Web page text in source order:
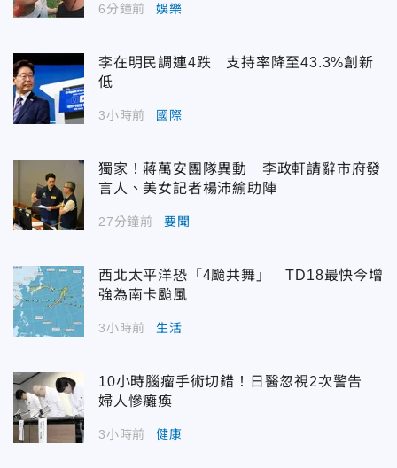
6分鐘前 娛樂
李在明民調連4跌 支持率降至43.3%創新
低
3小時前 國際
獨家！蔣萬安團隊異動 李政軒請辭市府發
言人、美女記者楊沛緰助陣
27分鐘前 要聞
西北太平洋恐「4颱共舞」 TD18最快今增
強為南卡颱風
3小時前 生活
10小時腦瘤手術切錯！日醫忽視2次警告
婦人慘癱瘓
3小時前 健康